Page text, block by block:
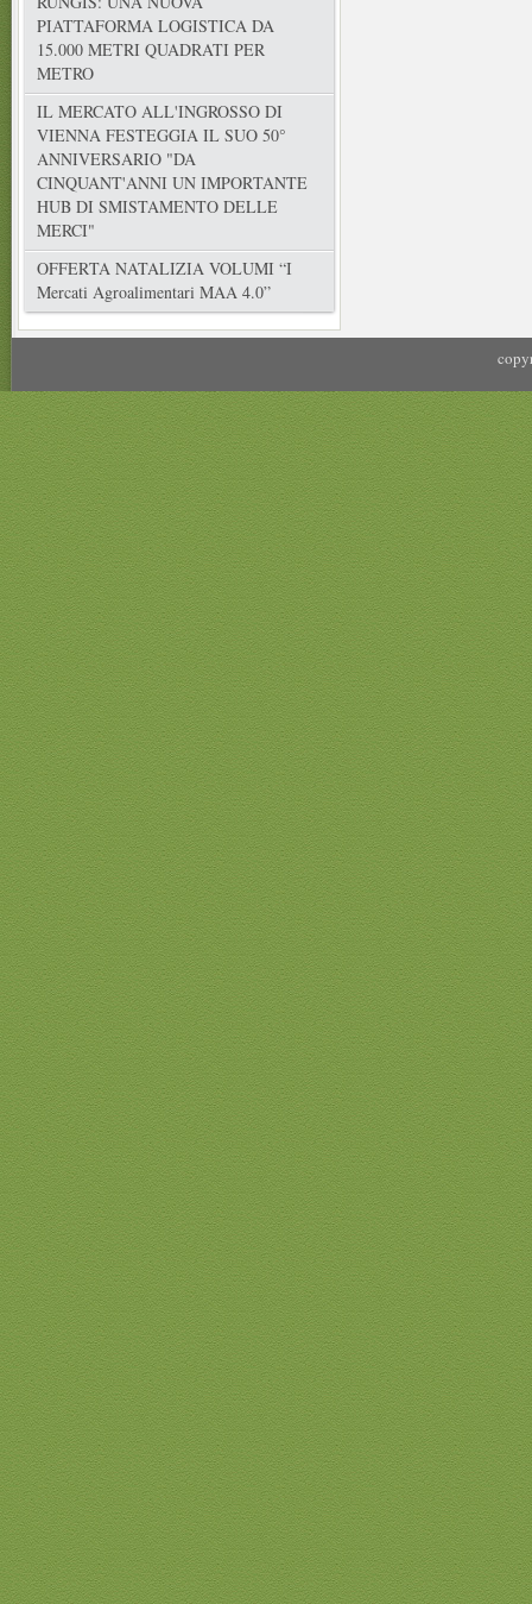
PIATTAFORMA LOGISTICA DA
15.000 METRI QUADRATI PER
METRO
IL MERCATO ALL'INGROSSO DI
VIENNA FESTEGGIA IL SUO 50°
ANNIVERSARIO "DA
CINQUANT'ANNI UN IMPORTANTE
HUB DI SMISTAMENTO DELLE
MERCI"
OFFERTA NATALIZIA VOLUMI “I
Mercati Agroalimentari MAA 4.0”